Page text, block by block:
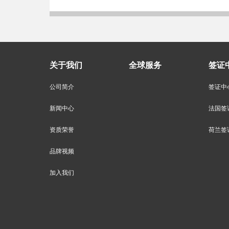
关于我们
公司简介
新闻中心
资质荣誉
品牌视频
加入我们
全球服务 签证
签证中
法国签
荷兰签